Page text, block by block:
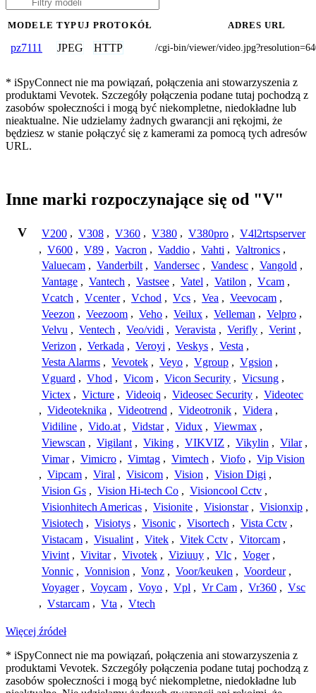
MODELE TYPUJ PROTOKÓŁ ADRES URL
pz7111 JPEG HTTP /cgi-bin/viewer/
* iSpyConnect nie ma powiązań, połączenia ani stowarzyszenia z
produktami Vevotek. Szczegóły połączenia podane tutaj pochodzą z
zasobów społeczności i mogą być niekompletne, niedokładne lub
nieaktualne. Nie udzielamy żadnych gwarancji ani rękojmi, że
będziesz w stanie połączyć się z kamerami za pomocą tych adresów
URL.
Inne marki rozpoczynające się od "V"
V V200 , V308 , V360 , V380 , V380pro , V4l2rtspserver
, V600 , V89 , Vacron , Vaddio , Vahti , Valtronics ,
Valuecam , Vanderbilt , Vandersec , Vandesc , Vangold ,
Vantage , Vantech , Vastsee , Vatel , Vatilon , Vcam ,
Vcatch , Vcenter , Vchod , Vcs , Vea , Veevocam ,
Veezon , Veezoom , Veho , Veilux , Velleman , Velpro ,
Velvu , Ventech , Veo/vidi , Veravista , Verifly , Verint ,
Verizon , Verkada , Veroyi , Veskys , Vesta ,
Vesta Alarms , Vevotek , Veyo , Vgroup , Vgsion ,
Vguard , Vhod , Vicom , Vicon Security , Vicsung ,
Victex , Victure , Videoiq , Videosec Security , Videotec
, Videoteknika , Videotrend , Videotronik , Videra ,
Vidiline , Vido.at , Vidstar , Vidux , Viewmax ,
Viewscan , Vigilant , Viking , VIKVIZ , Vikylin , Vilar ,
Vimar , Vimicro , Vimtag , Vimtech , Viofo , Vip Vision
, Vipcam , Viral , Visicom , Vision , Vision Digi ,
Vision Gs , Vision Hi-tech Co , Visioncool Cctv ,
Visionhitech Americas , Visionite , Visionstar , Visionxip ,
Visiotech , Visiotys , Visonic , Visortech , Vista Cctv ,
Vistacam , Visualint , Vitek , Vitek Cctv , Vitorcam ,
Vivint , Vivitar , Vivotek , Viziuuy , Vlc , Voger ,
Vonnic , Vonnision , Vonz , Voor/keuken , Voordeur ,
Voyager , Voycam , Voyo , Vpl , Vr Cam , Vr360 , Vsc
, Vstarcam , Vta , Vtech
Więcej źródeł
* iSpyConnect nie ma powiązań, połączenia ani stowarzyszenia z
produktami Vevotek. Szczegóły połączenia podane tutaj pochodzą z
zasobów społeczności i mogą być niekompletne, niedokładne lub